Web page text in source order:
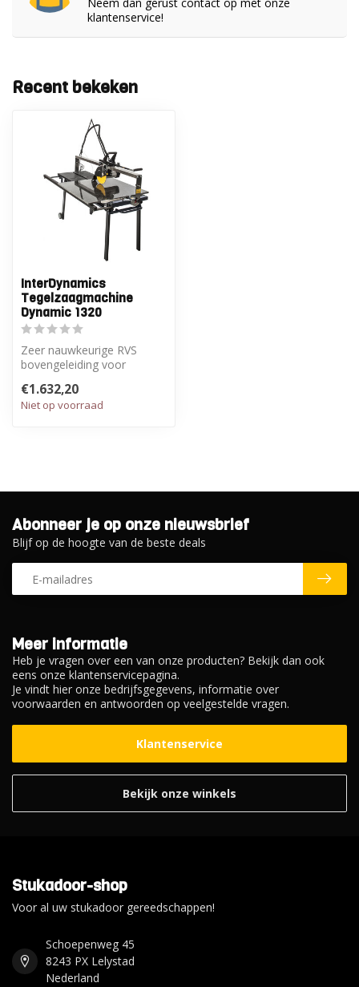
klantenservice!
Recent bekeken
InterDynamics
Tegelzaagmachine
Dynamic 1320
Zeer nauwkeurige RVS
bovengeleiding voor
€1.632,20
Niet op voorraad
Meer informatie
Heb je vragen over een van onze producten? Bekijk dan ook
eens onze klantenservicepagina.
Je vindt hier onze bedrijfsgegevens, informatie over
voorwaarden en antwoorden op veelgestelde vragen.
Klantenservice
Bekijk onze winkels
Abonneer je op onze nieuwsbrief
Blijf op de hoogte van de beste deals
Stukadoor-shop
Voor al uw stukadoor gereedschappen!
Schoepenweg 45
8243 PX Lelystad
Nederland